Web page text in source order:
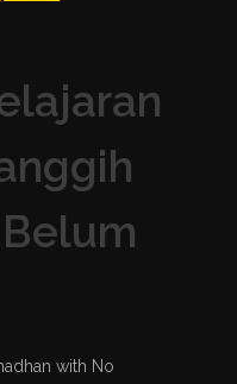
with No